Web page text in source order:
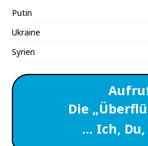
Putin
Ukraine
Syrien
Die
… Ich,